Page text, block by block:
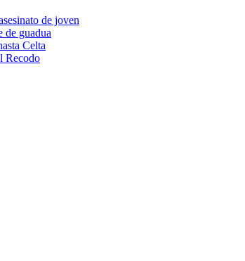
de joven
de guadua
Celta
Recodo